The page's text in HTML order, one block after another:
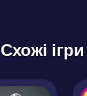
Схожі ігри